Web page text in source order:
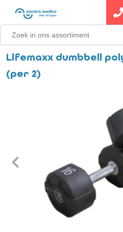
Lifemaxx dumbbell
(per 2)